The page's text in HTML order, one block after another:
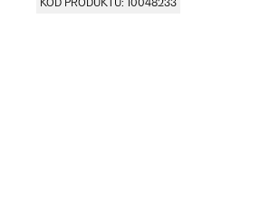
KÓD PRODUKTU: 10048233